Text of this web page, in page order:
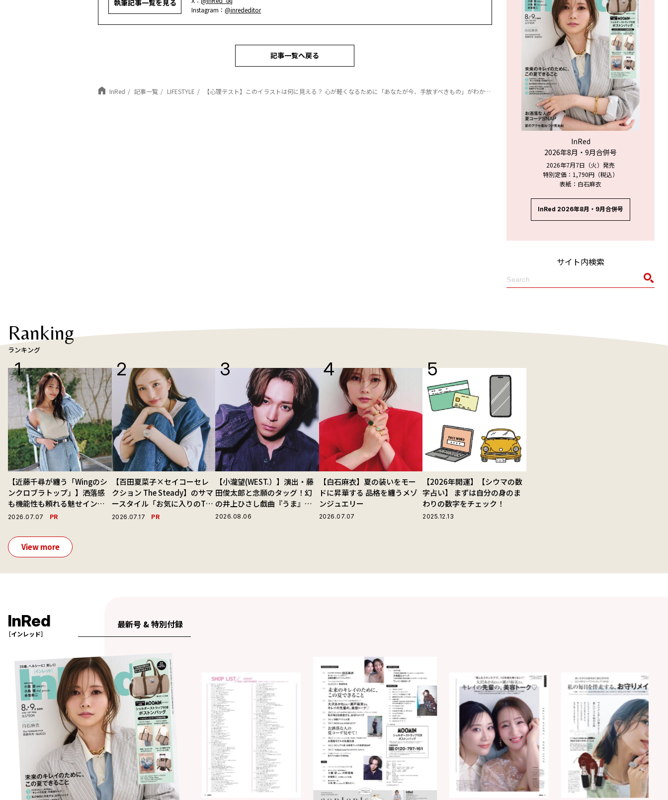
執筆記事一覧を見る
Instagram：@inrededitor
記事一覧へ戻る
InRed 記事一覧 LIFESTYLE 【心理テスト】このイラストは何に見える？ 心が軽くなるために「あなたが今、手放すべきもの」がわかる！
InRed
2026年8月・9月合併号
2026年7月7日（火）発売
特別定価：1,790円（税込）
表紙：白石麻衣
InRed 2026年8月・9月合併号
サイト内検索
Ranking
ランキング
【近藤千尋が纏う「Wingのシ
ンクロブラトップ」】洒落感
も機能性も頼れる魅せインナ
ーで毎日を心地よくアプデ！
2026.07.07 PR
【百田夏菜子×セイコーセレ
クション The Steady】のサマ
ースタイル「お気に入りのTシ
ャツと最高の時計と。」
2026.07.17 PR
【小瀧望(WEST.）】演出・藤
田俊太郎と念願のタッグ！幻
の井上ひさし戯曲『うま』で
演じる“爽快な悪人”の魅力と
2026.08.06
【白石麻衣】夏の装いをモー
ドに昇華する 品格を纏うメゾ
ンジュエリー
2026.07.07
【2026年開運】【シウマの数
字占い】 まずは自分の身のま
わりの数字をチェック！
2025.12.13
View more
InRed
［インレッド］
最新号 & 特別付録